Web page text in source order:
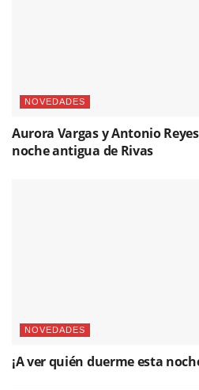
NOVEDADES
Aurora Vargas y Antonio
noche antigua de Rivas
NOVEDADES
¡A ver quién duerme esta